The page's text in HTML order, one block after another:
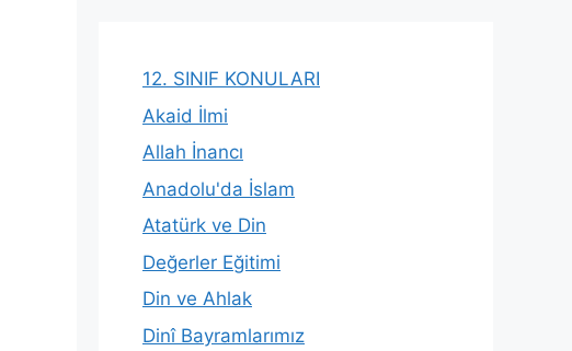
12. SINIF KONULARI
Akaid İlmi
Allah İnancı
Anadolu'da İslam
Atatürk ve Din
Değerler Eğitimi
Din ve Ahlak
Dinî Bayramlarımız